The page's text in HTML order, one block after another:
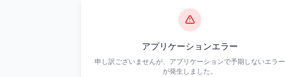
アプリケーションエラー
申し訳ございませんが、アプリケーションで予期しないエラー
が発生しました。